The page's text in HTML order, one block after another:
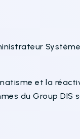
et la
du Group DIS